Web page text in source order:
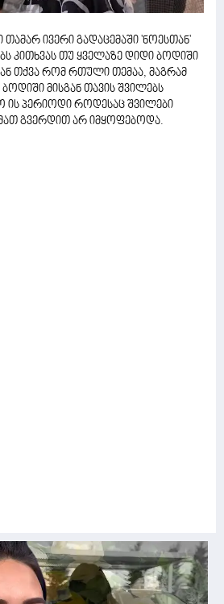
ივერი გადაცემაში 'ნოესთან'
კითხვას თუ ყველაზე დიდი ბოდიში
თქვა რომ რთული თემაა, მაგრამ
მისგან თავის შვილებს
ის პერიოდი როდესაც შვილები
გვერდით არ იმყოფებოდა.